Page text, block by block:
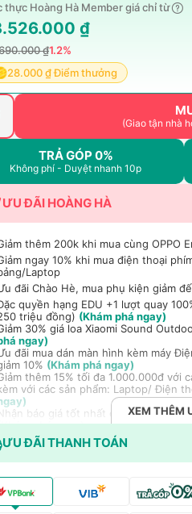
thực Hoàng Hà Member giá chỉ từ
₫
₫1.2%
28.000 ₫ Điểm thưởng
(Giao tận nhà
TRẢ GÓP 0%
Không phí - Duyệt nhanh 10p
ƯU ĐÃI HOÀNG HÀ
thêm 200k khi mua cùng OPPO
ngay 10% khi mua điện thoại
Laptop
đãi Chào Hè, mua phụ kiện giảm
quyền hạng EDU +1 lượt quay
triệu đồng) (Khám phá ngay)
30% giá loa Xiaomi Sound
ngay)
đãi mua dán màn hình kèm máy
10% (Khám phá ngay)
thêm 15% tối đa 1.000.000đ với
với các sản phẩm: Laptop/ Điện
báo giá tốt nhất cho khách
phá ngay)
XEM THÊM
ƯU ĐÃI THANH TOÁN